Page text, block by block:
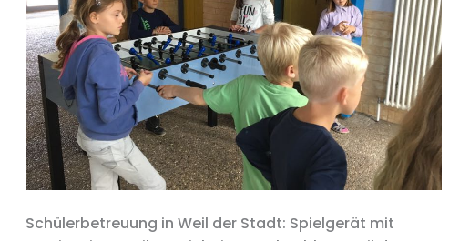
Schülerbetreuung in Weil der Stadt: Spielgerät mit